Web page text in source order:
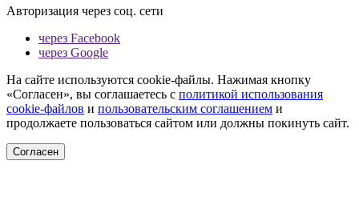
Авторизация через соц. сети
через Facebook
через Google
На сайте используются cookie-файлы. Нажимая кнопку
«Согласен», вы соглашаетесь с политикой использования
cookie-файлов и пользовательским соглашением и
продолжаете пользоваться сайтом или должны покинуть сайт.
Согласен